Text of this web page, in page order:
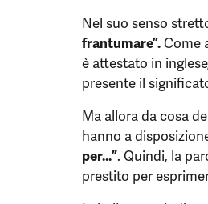
Nel suo senso
frantumare”.Come
è attestato in
presente il
Ma allora da cosa
hanno a
per…”. Quindi, la
prestito per